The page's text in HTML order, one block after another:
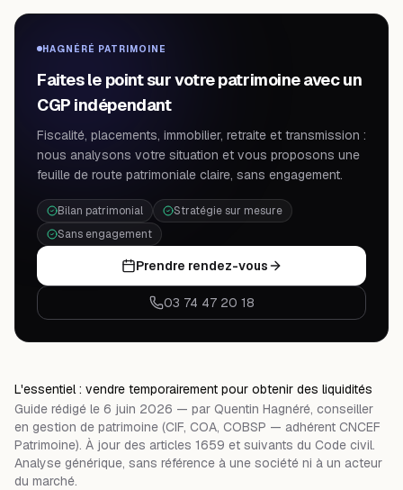
HAGNÉRÉ PATRIMOINE
Faites le point sur votre patrimoine avec un
CGP indépendant
Fiscalité, placements, immobilier, retraite et transmission :
nous analysons votre situation et vous proposons une
feuille de route patrimoniale claire, sans engagement.
Bilan patrimonial
Stratégie sur mesure
Sans engagement
Prendre rendez-vous
03 74 47 20 18
L'essentiel : vendre temporairement pour obtenir des liquidités
Guide rédigé le 6 juin 2026 — par Quentin Hagnéré, conseiller
en gestion de patrimoine (CIF, COA, COBSP — adhérent CNCEF
Patrimoine). À jour des articles 1659 et suivants du Code civil.
Analyse générique, sans référence à une société ni à un acteur
du marché.